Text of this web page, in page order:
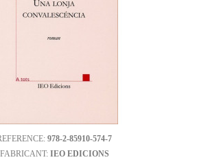
978-2-85910-574-7
FABRICANT: IEO EDICIONS